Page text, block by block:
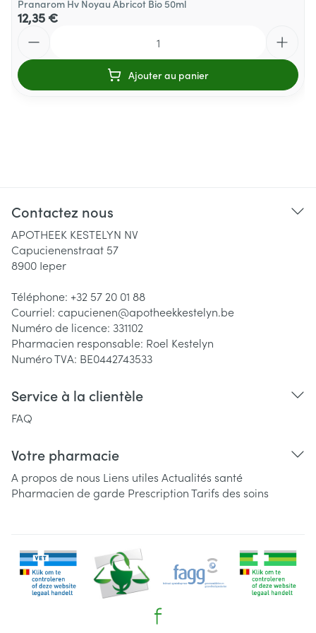
Pranarom Hv Noyau Abricot Bio 50ml
12,35 €
Ajouter au panier
Contactez nous
APOTHEEK KESTELYN NV
Capucienenstraat 57
8900 Ieper
Téléphone: +32 57 20 01 88
Courriel: capucienen@apotheekkestelyn.be
Numéro de licence: 331102
Pharmacien responsable: Roel Kestelyn
Numéro TVA: BE0442743533
Service à la clientèle
FAQ
Votre pharmacie
A propos de nous Liens utiles Actualités santé
Pharmacien de garde PrescriptionTarifs des soins